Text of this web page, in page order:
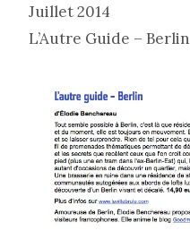
Juillet 2014
L’Autre Guide – Berlin